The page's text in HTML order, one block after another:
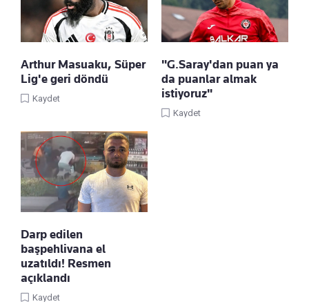
Arthur Masuaku, Süper
Lig'e geri döndü
Kaydet
"G.Saray'dan puan ya
da puanlar almak
istiyoruz"
Kaydet
Darp edilen
başpehlivana el
uzatıldı! Resmen
açıklandı
Kaydet